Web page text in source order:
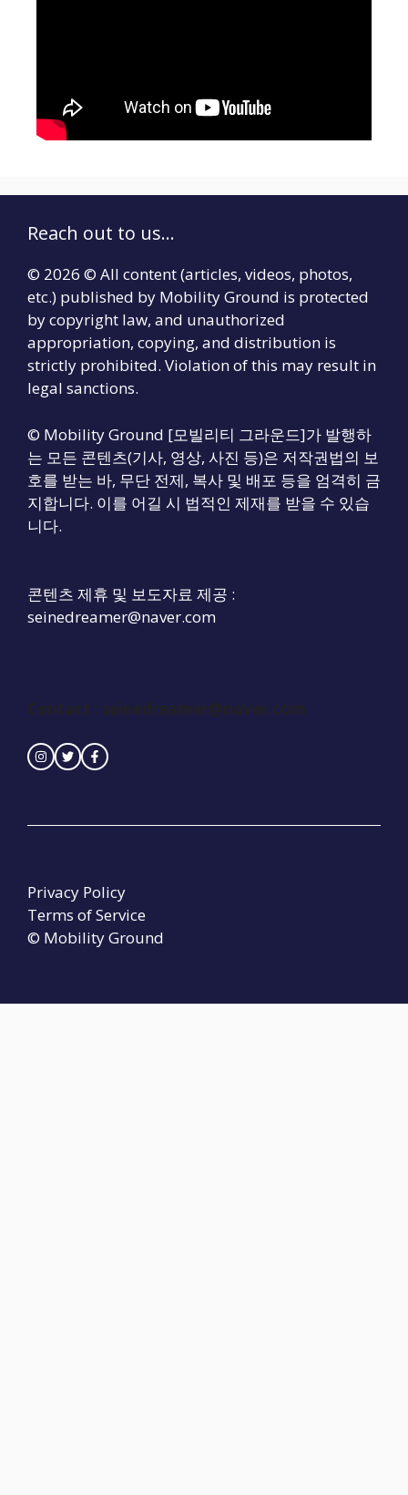
Reach out to us...
© 2026 © All content (articles, videos, photos,
etc.) published by Mobility Ground is protected
by copyright law, and unauthorized
appropriation, copying, and distribution is
strictly prohibited. Violation of this may result in
legal sanctions.
© Mobility Ground [모빌리티 그라운드]가 발행하
는 모든 콘텐츠(기사, 영상, 사진 등)은 저작권법의 보
호를 받는 바, 무단 전제, 복사 및 배포 등을 엄격히 금
지합니다. 이를 어길 시 법적인 제재를 받을 수 있습
니다.
콘텐츠 제휴 및 보도자료 제공 :
seinedreamer@naver.com
Contact : seinedreamer@naver.com
© Mobility Ground
Privacy Policy
Terms of Service